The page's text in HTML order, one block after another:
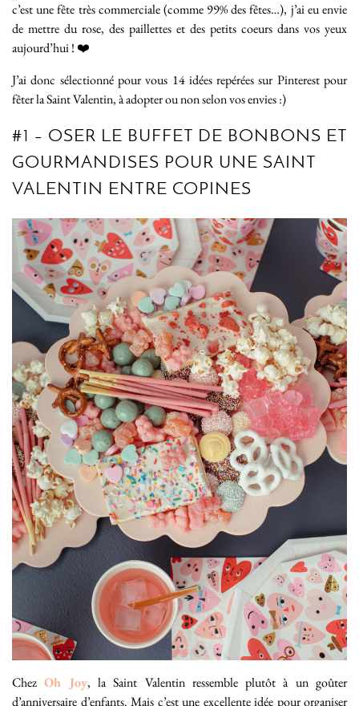
c’est une fête très commerciale (comme 99% des fêtes…), j’ai eu envie
de mettre du rose, des paillettes et des petits coeurs dans vos yeux
aujourd’hui ! ❤️
J’ai donc sélectionné pour vous 14 idées repérées sur Pinterest pour
fêter la Saint Valentin, à adopter ou non selon vos envies :)
#1 – OSER LE BUFFET DE BONBONS ET
GOURMANDISES POUR UNE SAINT
VALENTIN ENTRE COPINES
ChezOh Joy, la Saint Valentin ressemble plutôt à un goûter
d’anniversaire d’enfants. Mais c’est une excellente idée pour organiser